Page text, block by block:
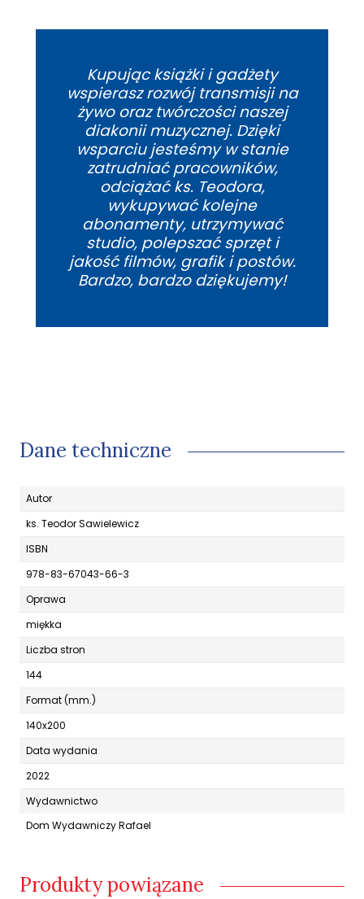
Kupując książki i gadżety
wspierasz rozwój transmisji na
żywo oraz twórczości naszej
diakonii muzycznej. Dzięki
wsparciu jesteśmy w stanie
zatrudniać pracowników,
odciążać ks. Teodora,
wykupywać kolejne
abonamenty, utrzymywać
studio, polepszać sprzęt i
jakość filmów, grafik i postów.
Bardzo, bardzo dziękujemy!
Dane techniczne
Autor
ks. Teodor Sawielewicz
ISBN
978-83-67043-66-3
Oprawa
miękka
Liczba stron
144
Format (mm.)
140x200
Data wydania
2022
Wydawnictwo
Dom Wydawniczy Rafael
Produkty powiązane